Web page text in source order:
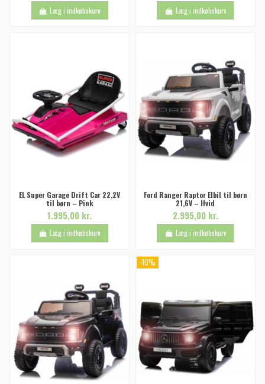
Læg i indkøbskurv Læg i indkøbskurv
EL Super Garage Drift Car 22,2V
til børn – Pink
1.995,00 kr.
Læg i indkøbskurv
Ford Ranger Raptor Elbil til børn
21,6V – Hvid
2.995,00 kr.
Læg i indkøbskurv
-10%